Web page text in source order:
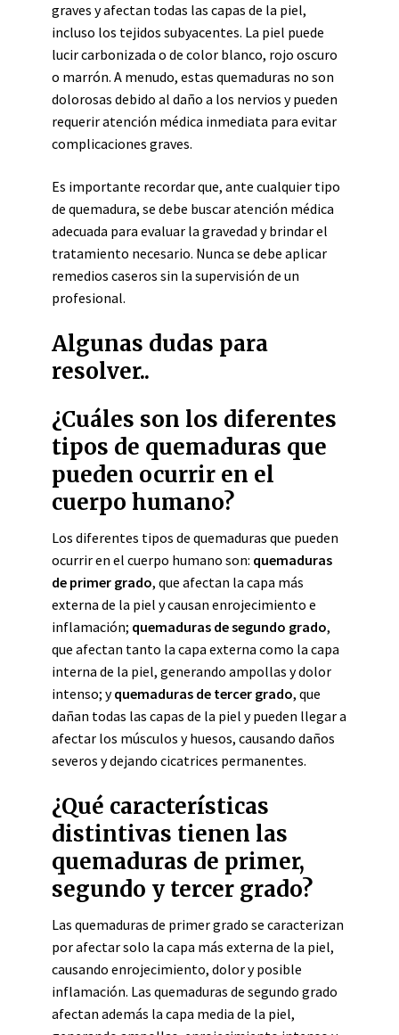
graves y afectan todas las capas de la piel,
incluso los tejidos subyacentes. La piel puede
lucir carbonizada o de color blanco, rojo oscuro
o marrón. A menudo, estas quemaduras no son
dolorosas debido al daño a los nervios y pueden
requerir atención médica inmediata para evitar
complicaciones graves.
Es importante recordar que, ante cualquier tipo
de quemadura, se debe buscar atención médica
adecuada para evaluar la gravedad y brindar el
tratamiento necesario. Nunca se debe aplicar
remedios caseros sin la supervisión de un
profesional.
Algunas dudas para
resolver..
¿Cuáles son los diferentes
tipos de quemaduras que
pueden ocurrir en el
cuerpo humano?
Los diferentes tipos de quemaduras que pueden
ocurrir en el cuerpo humano son: quemaduras
de primer grado, que afectan la capa más
externa de la piel y causan enrojecimiento e
inflamación; quemaduras de segundo grado,
que afectan tanto la capa externa como la capa
interna de la piel, generando ampollas y dolor
intenso; yquemaduras de tercer grado, que
dañan todas las capas de la piel y pueden llegar a
afectar los músculos y huesos, causando daños
severos y dejando cicatrices permanentes.
¿Qué características
distintivas tienen las
quemaduras de primer,
segundo y tercer grado?
Las quemaduras de primer grado se caracterizan
por afectar solo la capa más externa de la piel,
causando enrojecimiento, dolor y posible
inflamación. Las quemaduras de segundo grado
afectan además la capa media de la piel,